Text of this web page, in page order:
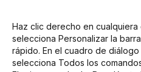
Haz clic derecho en
selecciona Personalizar la
rápido. En el cuadro de diálogo
selecciona Todos los